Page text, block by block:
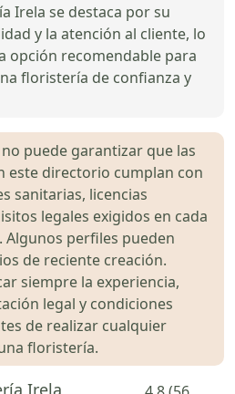
Irela se destaca por su
y la atención al cliente, lo
opción recomendable para
floristería de confianza y
puede garantizar que las
este directorio cumplan con
sanitarias, licencias
legales exigidos en cada
perfiles pueden
de reciente creación.
siempre la experiencia,
legal y condiciones
de realizar cualquier
floristería.
Irela